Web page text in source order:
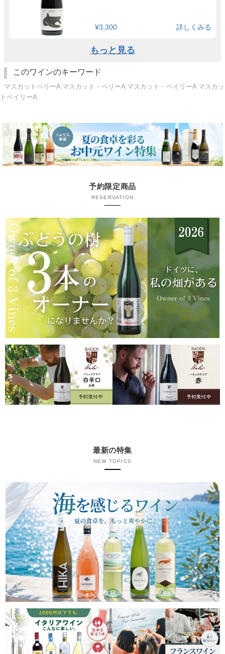
¥3,300 詳しくみる
もっと見る
このワインのキーワード
マスカットベリーA マスカット・ベリーA マスカット・ベイリーA マスカッ
トベイリーA
予約限定商品
RESERVATION
最新の特集
NEW TOPICS